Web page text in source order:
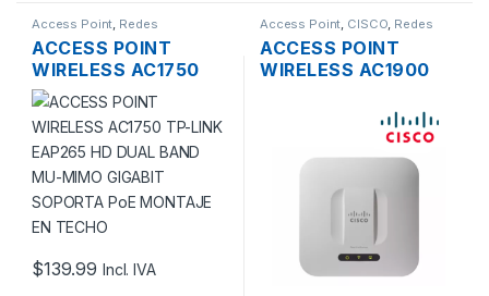
Access Point, Redes
ACCESS POINT
WIRELESS AC1750
TP-LINK EAP265 HD
DUAL BAND MU-
MIMO GIGABIT
SOPORTA POE
MONTAJE EN TECHO
$139.99 Incl. IVA
Access Point, CISCO, Redes
ACCESS POINT
WIRELESS AC1900
A-K9 DUAL BAND
450MBPS GIGABIT
SOPORTE POE